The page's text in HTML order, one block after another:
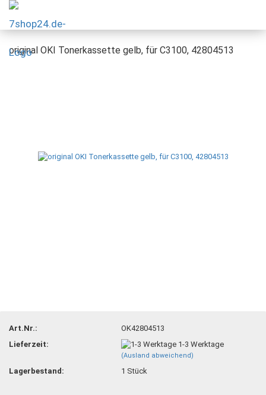
original OKI Tonerkassette gelb, für C3100, 42804513
Art.Nr.:
OK42804513
Lieferzeit:
1-3 Werktage
(Ausland abweichend)
Lagerbestand: 1 Stück